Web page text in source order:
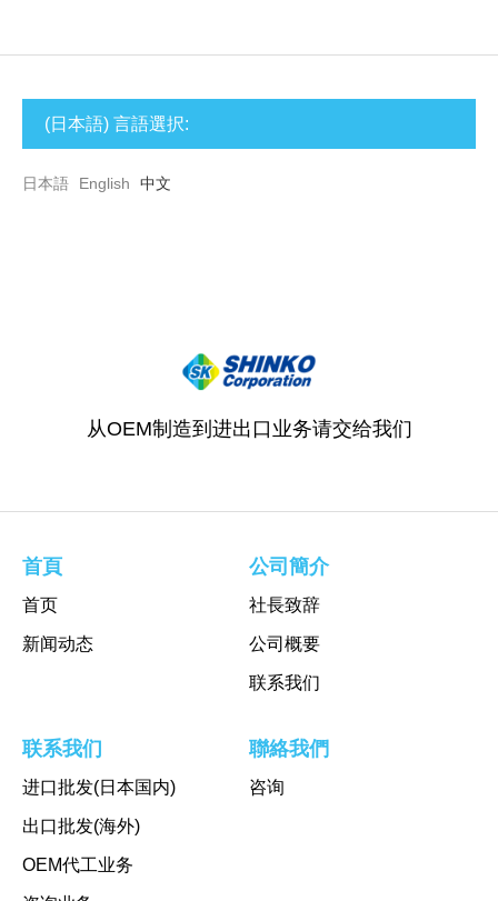
(日本語) 言語選択:
日本語 English 中文
从OEM制造到进出口业务请交给我们
首頁
首页
新闻动态
公司簡介
社長致辞
公司概要
联系我们
联系我们
进口批发(日本国内)
出口批发(海外)
OEM代工业务
聯絡我們
咨询